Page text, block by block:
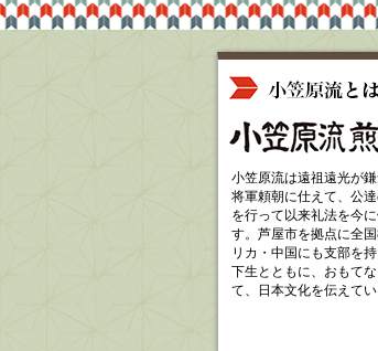
小笠原流は遠祖遠光が
将軍頼朝に仕えて、公
を行って以来礼法を今
す。芦屋市を拠点に全
リカ・中国にも支部を
下生とともに、おもて
て、日本文化を伝えてい